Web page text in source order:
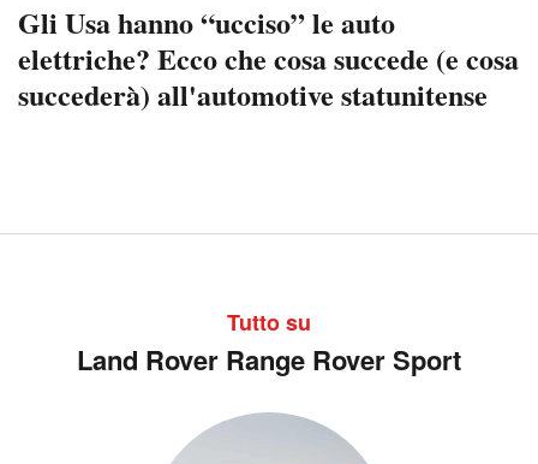
Gli Usa hanno “ucciso” le auto
elettriche? Ecco che cosa succede (e cosa
succederà) all'automotive statunitense
Tutto su
Land Rover Range Rover Sport